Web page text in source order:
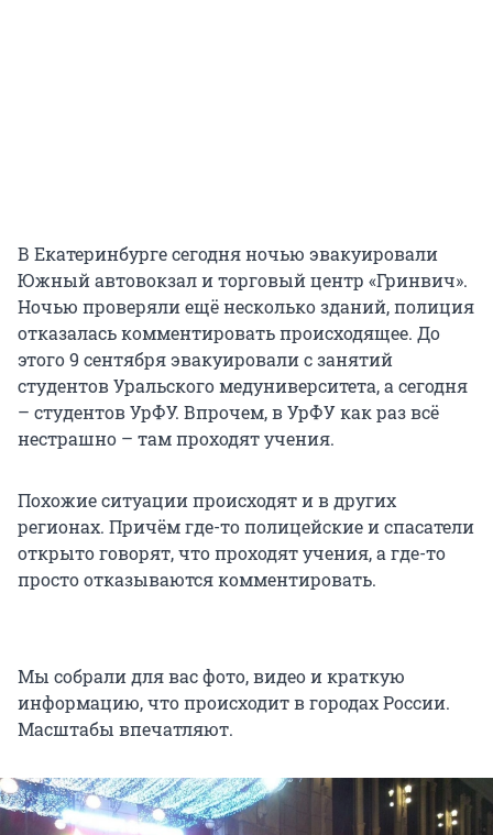
В Екатеринбурге сегодня ночью эвакуировали
Южный автовокзал и торговый центр «Гринвич».
Ночью проверяли ещё несколько зданий, полиция
отказалась комментировать происходящее. До
этого 9 сентября эвакуировали с занятий
студентов Уральского медуниверситета, а сегодня
– студентов УрФУ. Впрочем, в УрФУ как раз всё
нестрашно – там проходят учения.
Похожие ситуации происходят и в других
регионах. Причём где-то полицейские и спасатели
открыто говорят, что проходят учения, а где-то
просто отказываются комментировать.
Мы собрали для вас фото, видео и краткую
информацию, что происходит в городах России.
Масштабы впечатляют.